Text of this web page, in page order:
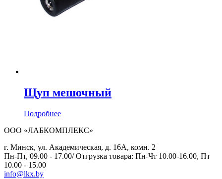
Щуп мешочный
Подробнее
ООО «ЛАБКОМПЛЕКС»
г. Минск, ул. Академическая, д. 16А, комн. 2
Пн-Пт, 09.00 - 17.00/ Отгрузка товара: Пн-Чт 10.00-16.00, Пт
10.00 - 15.00
info@lkx.by